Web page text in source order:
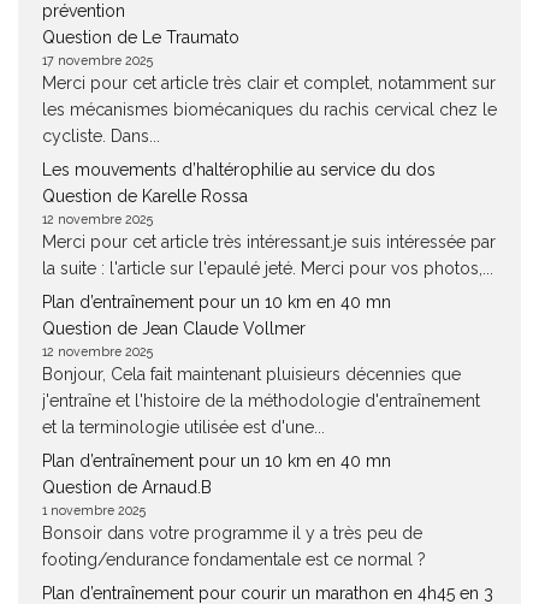
prévention
Question de Le Traumato
17 novembre 2025
Merci pour cet article très clair et complet, notamment sur
les mécanismes biomécaniques du rachis cervical chez le
cycliste. Dans...
Les mouvements d’haltérophilie au service du dos
Question de Karelle Rossa
12 novembre 2025
Merci pour cet article très intéressant.je suis intéressée par
la suite : l'article sur l'epaulé jeté. Merci pour vos photos,...
Plan d’entraînement pour un 10 km en 40 mn
Question de Jean Claude Vollmer
12 novembre 2025
Bonjour, Cela fait maintenant pluisieurs décennies que
j'entraîne et l'histoire de la méthodologie d'entraînement
et la terminologie utilisée est d'une...
Plan d’entraînement pour un 10 km en 40 mn
Question de Arnaud.B
1 novembre 2025
Bonsoir dans votre programme il y a très peu de
footing/endurance fondamentale est ce normal ?
Plan d’entraînement pour courir un marathon en 4h45 en 3